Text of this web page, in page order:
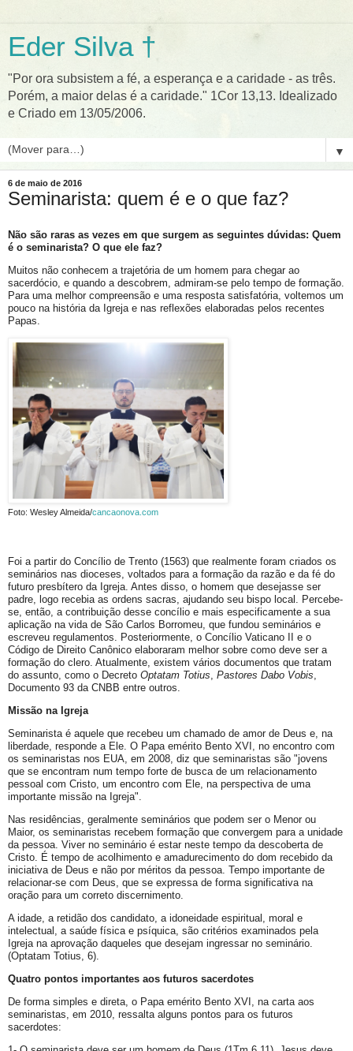
Eder Silva †
"Por ora subsistem a fé, a esperança e a caridade - as três.
Porém, a maior delas é a caridade." 1Cor 13,13. Idealizado
e Criado em 13/05/2006.
▼
6 de maio de 2016
Seminarista: quem é e o que faz?
Não são raras as vezes em que surgem as seguintes dúvidas: Quem
é o seminarista? O que ele faz?
Muitos não conhecem a trajetória de um homem para chegar ao
sacerdócio, e quando a descobrem, admiram-se pelo tempo de formação.
Para uma melhor compreensão e uma resposta satisfatória, voltemos um
pouco na história da Igreja e nas reflexões elaboradas pelos recentes
Papas.
Foto: Wesley Almeida/cancaonova.com
Foi a partir do Concílio de Trento (1563) que realmente foram criados os
seminários nas dioceses, voltados para a formação da razão e da fé do
futuro presbítero da Igreja. Antes disso, o homem que desejasse ser
padre, logo recebia as ordens sacras, ajudando seu bispo local. Percebe-
se, então, a contribuição desse concílio e mais especificamente a sua
aplicação na vida de São Carlos Borromeu, que fundou seminários e
escreveu regulamentos. Posteriormente, o Concílio Vaticano II e o
Código de Direito Canônico elaboraram melhor sobre como deve ser a
formação do clero. Atualmente, existem vários documentos que tratam
do assunto, como o Decreto Optatam Totius, Pastores Dabo Vobis,
Documento 93 da CNBB entre outros.
Missão na Igreja
Seminarista é aquele que recebeu um chamado de amor de Deus e, na
liberdade, responde a Ele. O Papa emérito Bento XVI, no encontro com
os seminaristas nos EUA, em 2008, diz que seminaristas são "jovens
que se encontram num tempo forte de busca de um relacionamento
pessoal com Cristo, um encontro com Ele, na perspectiva de uma
importante missão na Igreja".
Nas residências, geralmente seminários que podem ser o Menor ou
Maior, os seminaristas recebem formação que convergem para a unidade
da pessoa. Viver no seminário é estar neste tempo da descoberta de
Cristo. É tempo de acolhimento e amadurecimento do dom recebido da
iniciativa de Deus e não por méritos da pessoa. Tempo importante de
relacionar-se com Deus, que se expressa de forma significativa na
oração para um correto discernimento.
A idade, a retidão dos candidato, a idoneidade espiritual, moral e
intelectual, a saúde física e psíquica, são critérios examinados pela
Igreja na aprovação daqueles que desejam ingressar no seminário.
(Optatam Totius, 6).
Quatro pontos importantes aos futuros sacerdotes
De forma simples e direta, o Papa emérito Bento XVI, na carta aos
seminaristas, em 2010, ressalta alguns pontos para os futuros
sacerdotes: